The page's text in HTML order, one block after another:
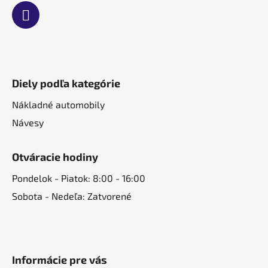
Diely podľa kategórie
Nákladné automobily
Návesy
Otváracie hodiny
Pondelok - Piatok: 8:00 - 16:00
Sobota - Nedeľa: Zatvorené
Informácie pre vás